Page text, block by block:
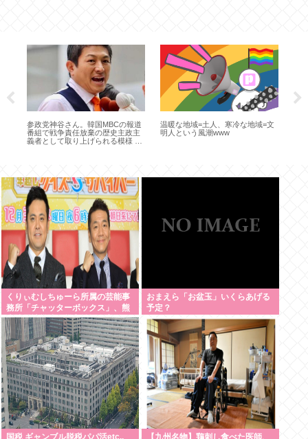
参政党神谷さん。韓国MBCの報道
番組で戦争責任放棄の歴史主政主
義者として取り上げられる模様 さ
温暖な地域=土人、寒冷な地域=文
明人という風潮www
くりぃむしちゅーら所属の芸能事
務所「チャッターボックス」、熊
本地震被災地に災害義援金寄付を
発表
おまえら「お盆玉」いくらあげる
予定？
国税 ギャンブル脱税パパ活etc..
【九州名物】鶏刺し食べた医師、